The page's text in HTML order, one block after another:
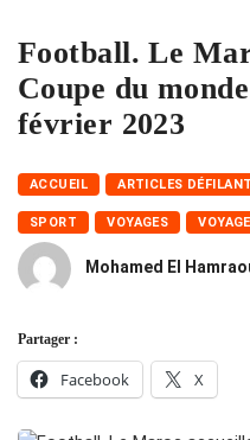
Football. Le
Coupe du
février 2023
ACCUEIL ARTICLES
SPORT VOYAGES
Mohamed El
Partager :
Facebook X